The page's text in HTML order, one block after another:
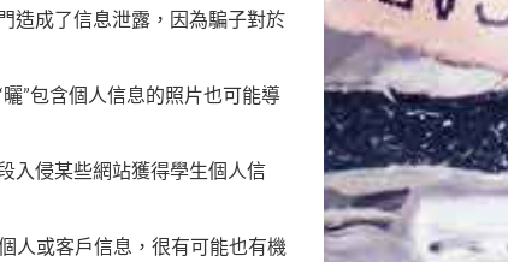
造成了信息泄露，因為騙子對於
”包含個人信息的照片也可能導
入侵某些網站獲得學生個人信
人或客戶信息，很有可能也有機